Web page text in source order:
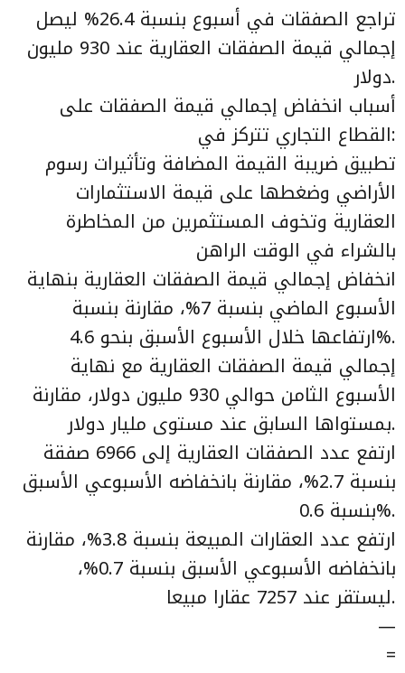
تراجع الصفقات في أسبوع بنسبة 26.4% ليصل
إجمالي قيمة الصفقات العقارية عند 930 مليون
دولار.
أسباب انخفاض إجمالي قيمة الصفقات على
القطاع التجاري تتركز في:
تطبيق ضريبة القيمة المضافة وتأثيرات رسوم
الأراضي وضغطها على قيمة الاستثمارات
العقارية وتخوف المستثمرين من المخاطرة
بالشراء في الوقت الراهن
انخفاض إجمالي قيمة الصفقات العقارية بنهاية
الأسبوع الماضي بنسبة 7%، مقارنة بنسبة
ارتفاعها خلال الأسبوع الأسبق بنحو 4.6%.
إجمالي قيمة الصفقات العقارية مع نهاية
الأسبوع الثامن حوالي 930 مليون دولار، مقارنة
بمستواها السابق عند مستوى مليار دولار.
ارتفع عدد الصفقات العقارية إلى 6966 صفقة
بنسبة 2.7%، مقارنة بانخفاضه الأسبوعي الأسبق
بنسبة 0.6%.
ارتفع عدد العقارات المبيعة بنسبة 3.8%، مقارنة
بانخفاضه الأسبوعي الأسبق بنسبة 0.7%،
ليستقر عند 7257 عقارا مبيعا.
—
=